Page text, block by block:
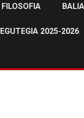
FILOSOFIA
EGUTEGIA 2025-2026